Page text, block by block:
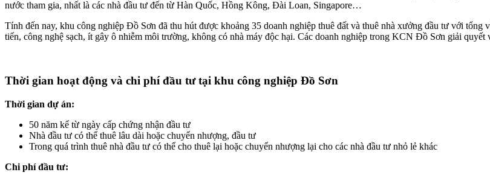
nước tham gia, nhất là các nhà đầu tư đến từ Hàn Quốc, Hồng Kông, Đài Loan, Singapore…
Tính đến nay, khu công nghiệp Đồ Sơn đã thu hút được khoảng 35 doanh nghiệp thuê đất và thuê nhà xưởng đầu tư với tổng
tiến, công nghệ sạch, ít gây ô nhiễm môi trường, không có nhà máy độc hại. Các doanh nghiệp trong KCN Đồ Sơn giải quyết
Thời gian hoạt động và chi phí đầu tư tại khu công nghiệp Đồ Sơn
Thời gian dự án:
50 năm kể từ ngày cấp chứng nhận đầu tư
Nhà đầu tư có thể thuê lâu dài hoặc chuyển nhượng, đầu tư
Trong quá trình thuê nhà đầu tư có thể cho thuê lại hoặc chuyển nhượng lại cho các nhà đầu tư nhỏ lẻ khác
Chi phí đầu tư: